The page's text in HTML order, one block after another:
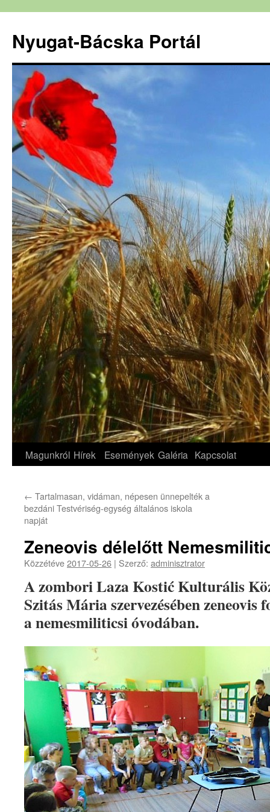
Nyugat-Bácska Portál
Magunkról Hírek Események Galéria Kapcsolat
← Tartalmasan, vidáman, népesen ünnepelték a
bezdáni Testvériség-egység általános iskola
napját
Zeneovis délelőtt
Közzétéve2017-05-26 | Szerző: adminisztrator
A zombori Laza Kostić Kulturális
Szitás Mária szervezésében
a nemesmiliticsi óvodában.